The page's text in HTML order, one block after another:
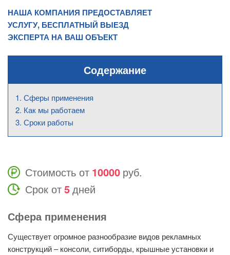
НАША КОМПАНИЯ ПРЕДОСТАВЛЯЕТ
УСЛУГУ, БЕСПЛАТНЫЙ ВЫЕЗД
ЭКСПЕРТА НА ВАШ ОБЪЕКТ
Содержание
Сферы применения
Как мы работаем
Сроки работы
Стоимость от 10000 руб.
Срок от5дней
Сфера применения
Существует огромное разнообразие видов рекламных
конструкций – консоли, ситиборды, крышные установки и